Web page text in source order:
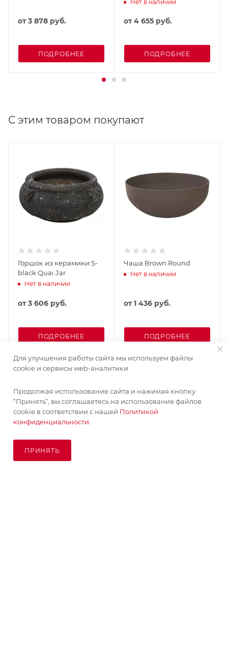
от3 878 руб.
ПОДРОБНЕЕ
Нет в наличии
от4 655 руб.
ПОДРОБНЕЕ
С этим товаром покупают
Горшок из керамики S-
black Quai Jar
Нет в наличии
от3 606 руб.
ПОДРОБНЕЕ
Чаша Brown Round
Нет в наличии
от1 436 руб.
ПОДРОБНЕЕ
Для улучшения работы сайта мы используем файлы
cookie и сервисы web-аналитики.
Продолжая использование сайта и нажимая кнопку
“Принять”, вы соглашаетесь на использование файлов
cookie в соответствии с нашей Политикой
конфиденциальности.
ПРИНЯТЬ